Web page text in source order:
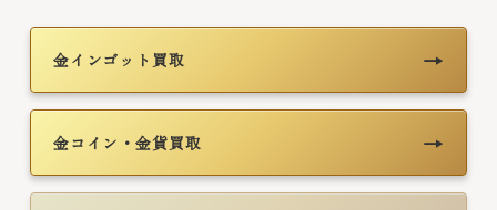
金インゴット買取 →
金コイン・金貨買取 →